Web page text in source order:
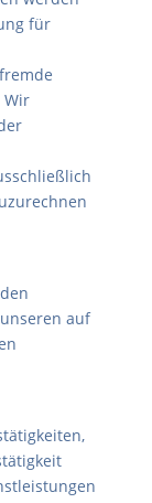
für
Wir
auf